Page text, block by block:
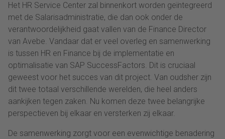
Het HR Service Center zal binnenkort worden geïntegreerd
met de Salarisadministratie, die dan ook onder de
verantwoordelijkheid gaat vallen van de Finance Director
van Avebe. Vandaar dat er veel overleg en samenwerking
is tussen HR en Finance bij de implementatie en
optimalisatie van SAP SuccessFactors. Dit is cruciaal
geweest voor het succes van dit project. Van oudsher zijn
dit twee totaal verschillende werelden, die heel anders
aankijken tegen zaken. Nu komen deze twee belangrijke
perspectieven bij elkaar en versterken zij elkaar.
De samenwerking zorgt voor een evenwichtige benadering